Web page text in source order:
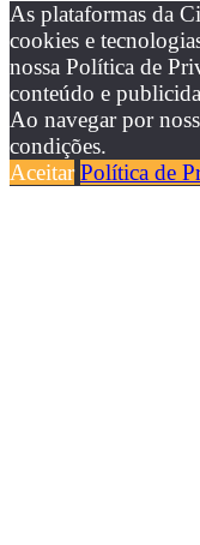
As plataformas da
cookies e
nossa Política de
conteúdo e
Ao navegar por
condições.
Aceitar Política de